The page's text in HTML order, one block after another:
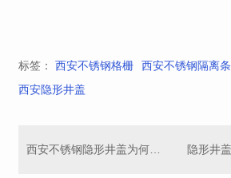
标签： 西安不锈钢格栅 西安不锈钢隔离条
西安隐形井盖